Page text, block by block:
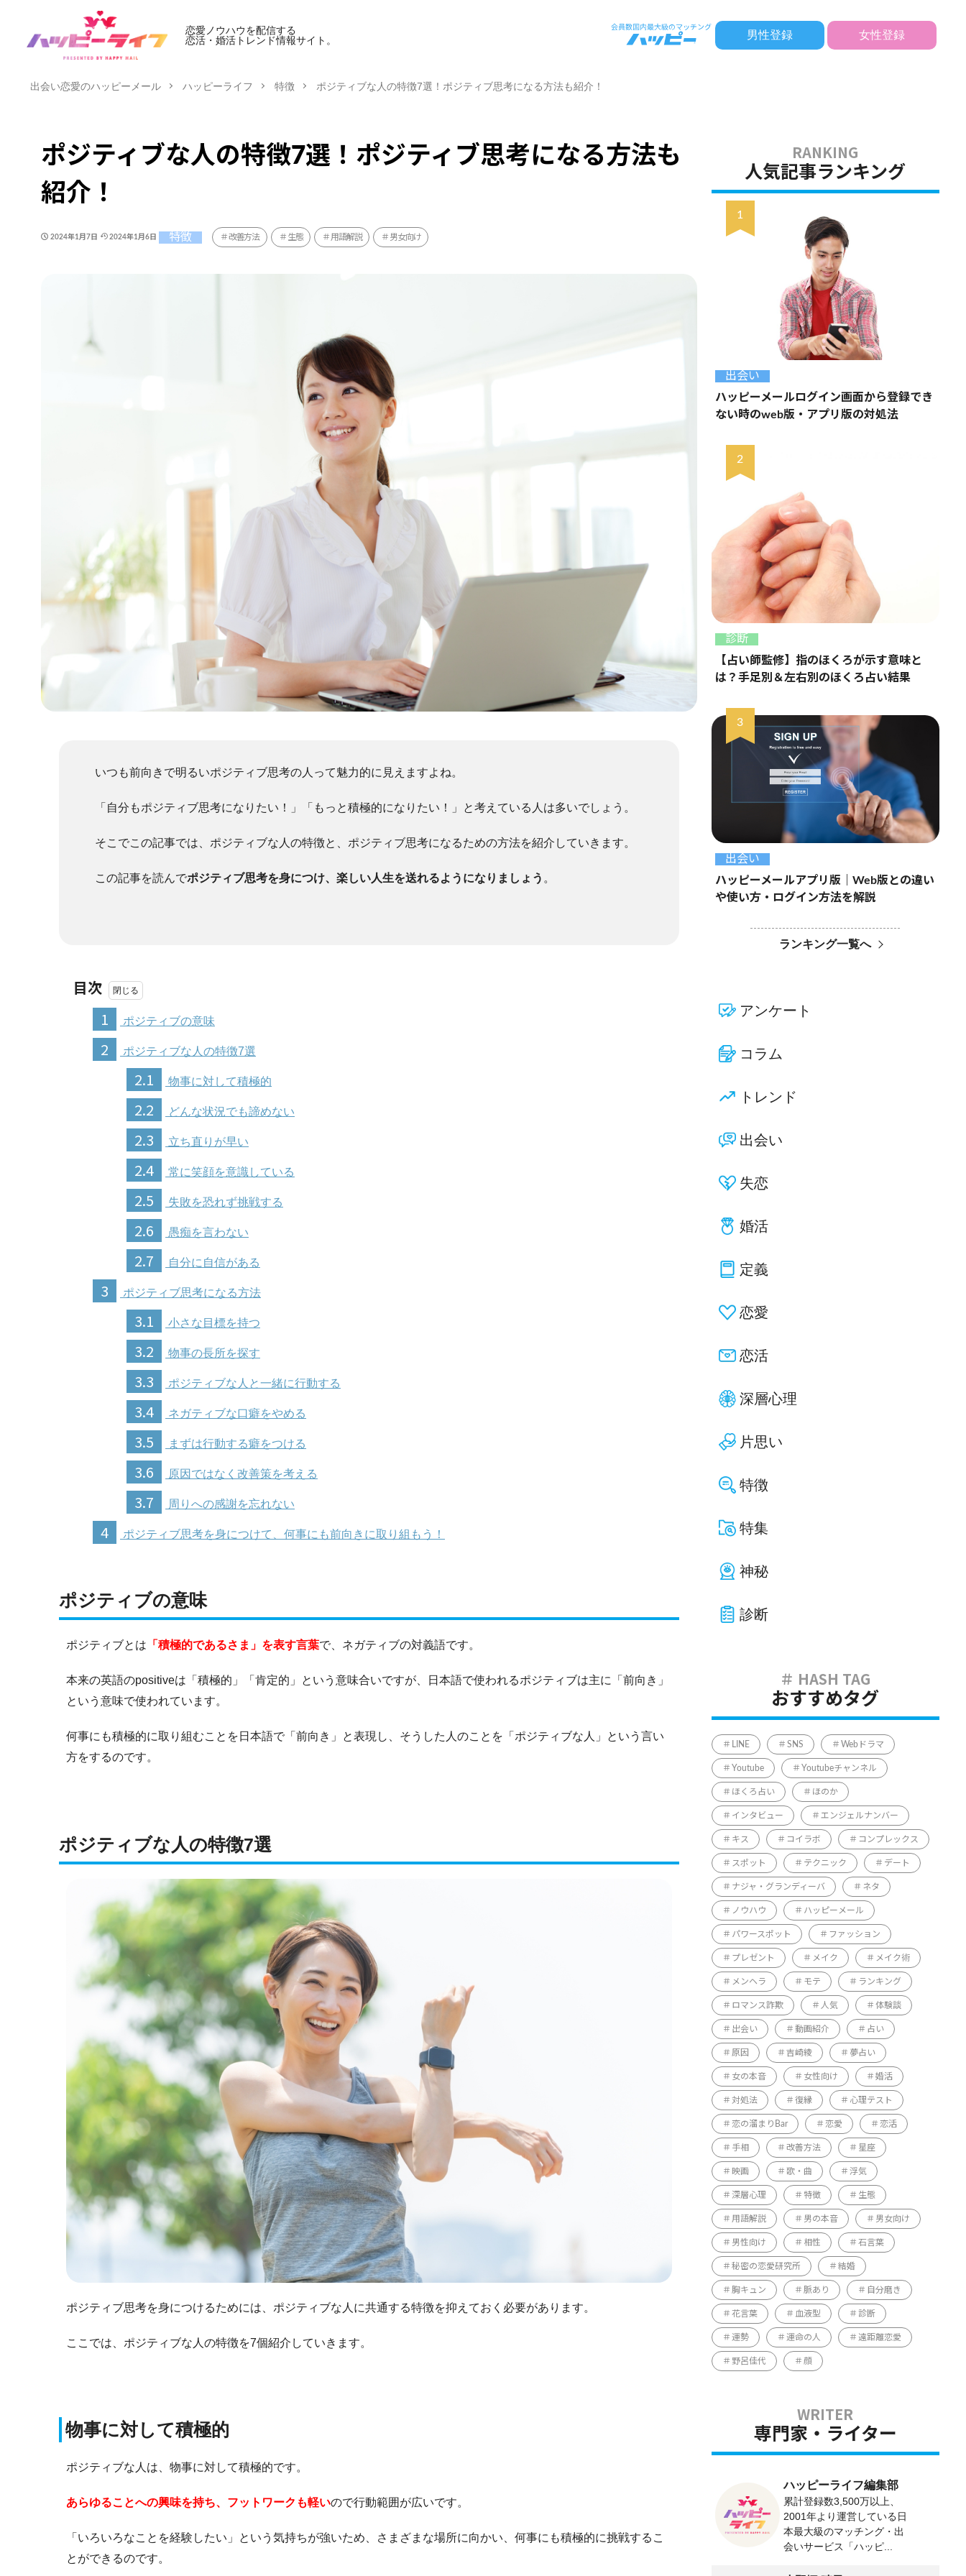
恋愛ノウハウを配信する
恋活・婚活トレンド情報サイト。
男性登録 女性登録
出会い恋愛のハッピーメール ハッピーライフ 特徴 ポジティブな人の特徴7選！ポジティブ思考になる方法も紹介！
ポジティブな人の特徴7選！ポジティブ思考になる方法も
紹介！
2024年1月7日 2024年1月6日 特徴 改善方法 生態 用語解説 男女向け
いつも前向きで明るいポジティブ思考の人って魅力的に見えますよね。
「自分もポジティブ思考になりたい！」「もっと積極的になりたい！」と考えている人は多いでしょう。
そこでこの記事では、ポジティブな人の特徴と、ポジティブ思考になるための方法を紹介していきます。
この記事を読んでポジティブ思考を身につけ、楽しい人生を送れるようになりましょう 。
目次
1
ポジティブの意味
2 ポジティブな人の特徴7選
2.1 物事に対して積極的
2.2 どんな状況でも諦めない
2.3 立ち直りが早い
2.4 常に笑顔を意識している
2.5 失敗を恐れず挑戦する
2.6 愚痴を言わない
2.7 自分に自信がある
3 ポジティブ思考になる方法
3.1 小さな目標を持つ
3.2 物事の長所を探す
3.3 ポジティブな人と一緒に行動する
3.4 ネガティブな口癖をやめる
3.5 まずは行動する癖をつける
3.6 原因ではなく改善策を考える
3.7 周りへの感謝を忘れない
4 ポジティブ思考を身につけて、何事にも前向きに取り組もう！
ポジティブの意味
ポジティブとは 「積極的であるさま」を表す言葉で、ネガティブの対義語です。
本来の英語のpositiveは「積極的」「肯定的」という意味合いですが、日本語で使われるポジティブは主に「前向き」
という意味で使われています。
何事にも積極的に取り組むことを日本語で「前向き」と表現し、そうした人のことを「ポジティブな人」という言い
方をするのです。
ポジティブな人の特徴7選
ポジティブ思考を身につけるためには、ポジティブな人に共通する特徴を抑えておく必要があります。
ここでは、ポジティブな人の特徴を7個紹介していきます。
物事に対して積極的
ポジティブな人は、物事に対して積極的です。
あらゆることへの興味を持ち、フットワークも軽いので行動範囲が広いです。
「いろいろなことを経験したい」という気持ちが強いため、さまざまな場所に向かい、何事にも積極的に挑戦するこ
とができるのです。
人気記事ランキング
出会い
ハッピーメールログイン画面から登録でき
ない時のweb版・アプリ版の対処法
診断
【占い師監修】指のほくろが示す意味と
は？手足別＆左右別のほくろ占い結果
出会い
ハッピーメールアプリ版｜Web版との違い
や使い方・ログイン方法を解説
ランキング一覧へ
アンケート
コラム
トレンド
出会い
失恋
婚活
定義
恋愛
恋活
深層心理
片思い
特徴
特集
神秘
診断
おすすめタグ
LINE SNS Webドラマ
Youtube Youtubeチャンネル
ほくろ占い ほのか
インタビュー エンジェルナンバー
キス コイラボ コンプレックス
スポット テクニック デート
ナジャ・グランディーバ ネタ
ノウハウ ハッピーメール
パワースポット ファッション
プレゼント メイク メイク術
メンヘラ モテ ランキング
ロマンス詐欺 人気 体験談
出会い 動画紹介 占い
原因 吉崎綾 夢占い
女の本音 女性向け 婚活
対処法 復縁 心理テスト
恋の溜まりBar 恋愛 恋活
手相 改善方法 星座
映画 歌・曲 浮気
深層心理 特徴 生態
用語解説 男の本音 男女向け
男性向け 相性 石言葉
秘密の恋愛研究所 結婚
胸キュン 脈あり 自分磨き
花言葉 血液型 診断
運勢 運命の人 遠距離恋愛
野呂佳代 顔
専門家・ライター
ハッピーライフ編集部
累計登録数3,500万以上、
2001年より運営している日
本最大級のマッチング・出
会いサービス「ハッピ...